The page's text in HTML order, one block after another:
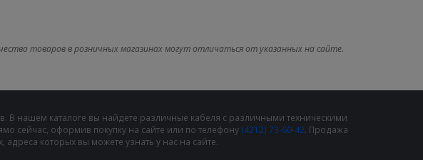
товаров в розничных магазинах могут отличаться от указанных на сайте.
В нашем каталоге вы найдете различные кабеля с различными техническими
сейчас, оформив покупку на сайте или по телефону (4212) 73-60-42. Продажа
которых вы можете узнать у нас на сайте.